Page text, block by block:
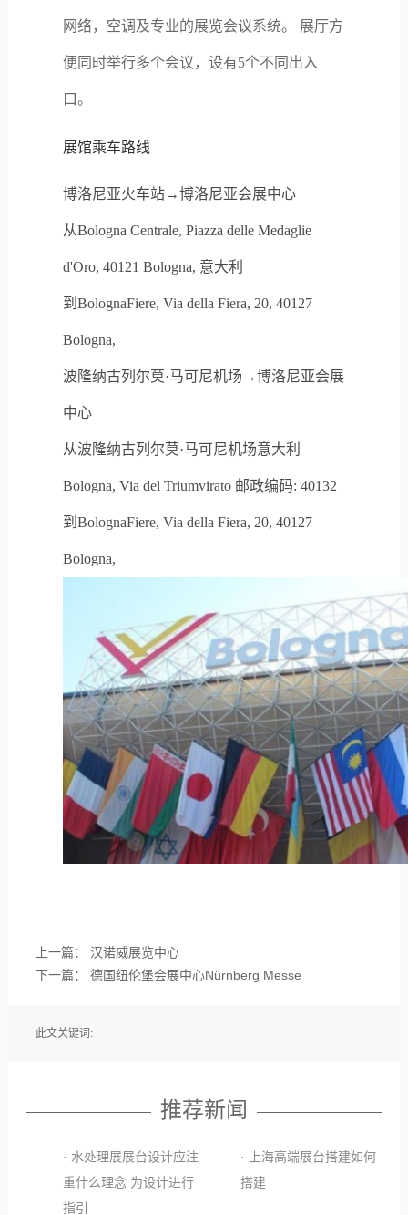
网络，空调及专业的展览会议系统。 展厅方
便同时举行多个会议，设有5个不同出入
口。
展馆乘车路线
博洛尼亚火车站→博洛尼亚会展中心
从Bologna Centrale, Piazza delle Medaglie
d'Oro, 40121 Bologna, 意大利
到BolognaFiere, Via della Fiera, 20, 40127
Bologna,
波隆纳古列尔莫·马可尼机场 →博洛尼亚会展
中心
从波隆纳古列尔莫·马可尼机场意大利
Bologna, Via del Triumvirato 邮政编码: 40132
到BolognaFiere, Via della Fiera, 20, 40127
Bologna,
上一篇： 汉诺威展览中心
下一篇： 德国纽伦堡会展中心Nürnberg Messe
此文关键词:
推荐新闻
· 水处理展展台设计应注
重什么理念 为设计进行
指引
· 上海高端展台搭建如何
搭建